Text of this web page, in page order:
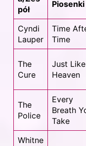
pół
Piosenki
Cyndi
Lauper
Time
Time
The
Cure
Just Like
Heaven
The
Police
Every
Breath
Take
Whitne